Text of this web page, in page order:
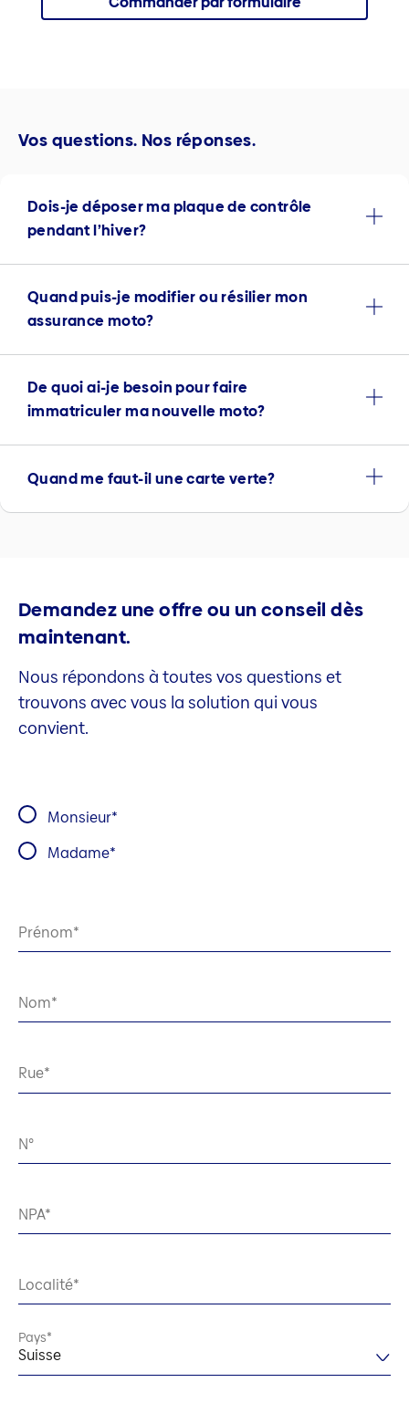
Vos questions. Nos réponses.
Dois-je déposer ma plaque de contrôle
pendant l’hiver?
Quand puis-je modifier ou résilier mon
assurance moto?
De quoi ai-je besoin pour faire
immatriculer ma nouvelle moto?
Quand me faut-il une carte verte?
Demandez une offre ou un conseil dès
maintenant.
Nous répondons à toutes vos questions et
trouvons avec vous la solution qui vous
convient.
Monsieur
Madame
Prénom
Nom
Rue
N°
NPA
Localité
Pays
Suisse